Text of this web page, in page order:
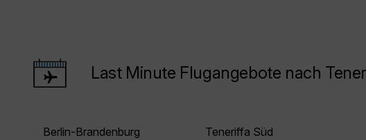
Last Minute Flugangebote nach
Berlin-Brandenburg Teneriffa Süd